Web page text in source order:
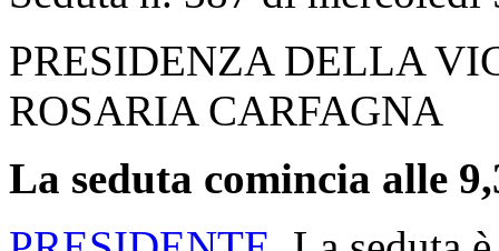
PRESIDENZA DELLA
ROSARIA CARFAGNA
La seduta comincia alle